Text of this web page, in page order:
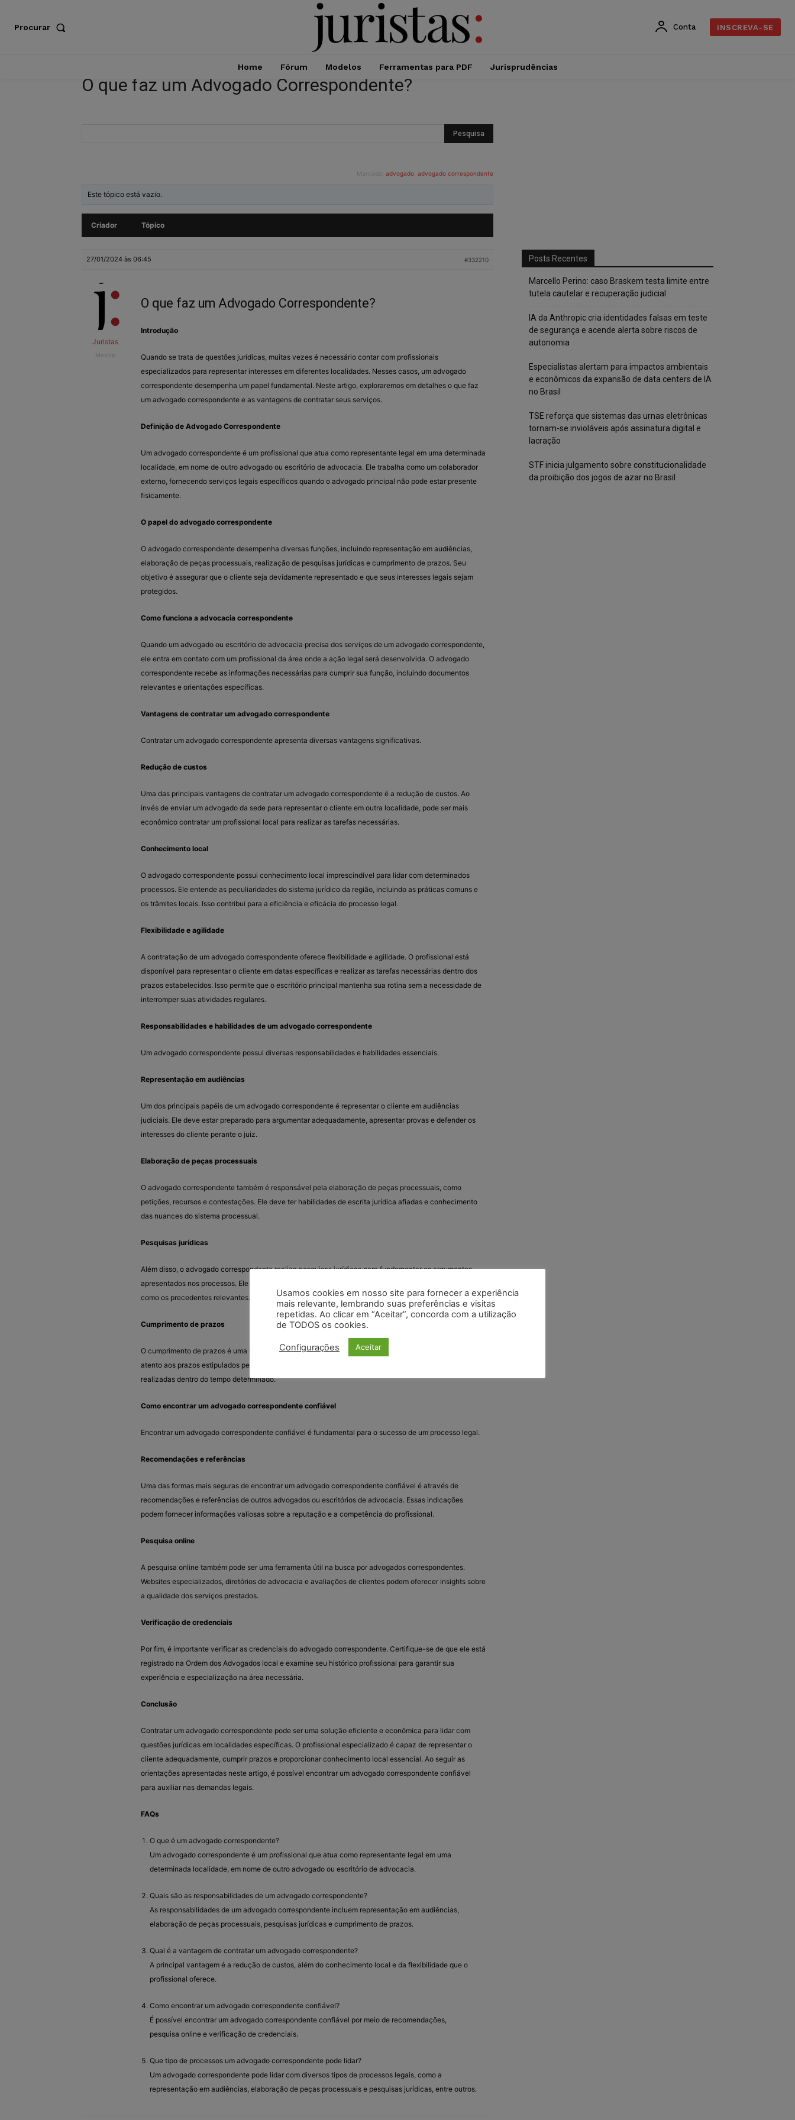
Procurar Conta INSCREVA-SE
Home Fórum Modelos Ferramentas para PDF Jurisprudências
O que faz um Advogado Correspondente?
Marcado: advogado advogado correspondente
Este tópico está vazio.
Criador Tópico
27/01/2024 às 06:45 #332210
Juristas
Mestre
O que faz um Advogado Correspondente?
Introdução
Quando se trata de questões jurídicas, muitas vezes é necessário contar com profissionais
especializados para representar interesses em diferentes localidades. Nesses casos, um advogado
correspondente desempenha um papel fundamental. Neste artigo, exploraremos em detalhes o que faz
um advogado correspondente e as vantagens de contratar seus serviços.
Definição de Advogado Correspondente
Um advogado correspondente é um profissional que atua como representante legal em uma determinada
localidade, em nome de outro advogado ou escritório de advocacia. Ele trabalha como um colaborador
externo, fornecendo serviços legais específicos quando o advogado principal não pode estar presente
fisicamente.
O papel do advogado correspondente
O advogado correspondente desempenha diversas funções, incluindo representação em audiências,
elaboração de peças processuais, realização de pesquisas jurídicas e cumprimento de prazos. Seu
objetivo é assegurar que o cliente seja devidamente representado e que seus interesses legais sejam
protegidos.
Como funciona a advocacia correspondente
Quando um advogado ou escritório de advocacia precisa dos serviços de um advogado correspondente,
ele entra em contato com um profissional da área onde a ação legal será desenvolvida. O advogado
correspondente recebe as informações necessárias para cumprir sua função, incluindo documentos
relevantes e orientações específicas.
Vantagens de contratar um advogado correspondente
Contratar um advogado correspondente apresenta diversas vantagens significativas.
Redução de custos
Uma das principais vantagens de contratar um advogado correspondente é a redução de custos. Ao
invés de enviar um advogado da sede para representar o cliente em outra localidade, pode ser mais
econômico contratar um profissional local para realizar as tarefas necessárias.
Conhecimento local
O advogado correspondente possui conhecimento local imprescindível para lidar com determinados
processos. Ele entende as peculiaridades do sistema jurídico da região, incluindo as práticas comuns e
os trâmites locais. Isso contribui para a eficiência e eficácia do processo legal.
Flexibilidade e agilidade
A contratação de um advogado correspondente oferece flexibilidade e agilidade. O profissional está
disponível para representar o cliente em datas específicas e realizar as tarefas necessárias dentro dos
prazos estabelecidos. Isso permite que o escritório principal mantenha sua rotina sem a necessidade de
interromper suas atividades regulares.
Responsabilidades e habilidades de um advogado correspondente
Um advogado correspondente possui diversas responsabilidades e habilidades essenciais.
Representação em audiências
Um dos principais papéis de um advogado correspondente é representar o cliente em audiências
judiciais. Ele deve estar preparado para argumentar adequadamente, apresentar provas e defender os
interesses do cliente perante o juiz.
Elaboração de peças processuais
O advogado correspondente também é responsável pela elaboração de peças processuais, como
petições, recursos e contestações. Ele deve ter habilidades de escrita jurídica afiadas e conhecimento
das nuances do sistema processual.
Pesquisas jurídicas
Além disso, o advogado correspondente realiza pesquisas jurídicas para fundamentar os argumentos
apresentados nos processos. Ele deve ser capaz de encontrar e interpretar a legislação vigente, bem
como os precedentes relevantes.
Cumprimento de prazos
O cumprimento de prazos é uma habilidade essencial para um advogado correspondente. Ele deve estar
atento aos prazos estipulados pelos tribunais e garantir que todas as ações necessárias sejam
realizadas dentro do tempo determinado.
Como encontrar um advogado correspondente confiável
Encontrar um advogado correspondente confiável é fundamental para o sucesso de um processo legal.
Recomendações e referências
Uma das formas mais seguras de encontrar um advogado correspondente confiável é através de
recomendações e referências de outros advogados ou escritórios de advocacia. Essas indicações
podem fornecer informações valiosas sobre a reputação e a competência do profissional.
Pesquisa online
A pesquisa online também pode ser uma ferramenta útil na busca por advogados correspondentes.
Websites especializados, diretórios de advocacia e avaliações de clientes podem oferecer insights sobre
a qualidade dos serviços prestados.
Verificação de credenciais
Por fim, é importante verificar as credenciais do advogado correspondente. Certifique-se de que ele está
registrado na Ordem dos Advogados local e examine seu histórico profissional para garantir sua
experiência e especialização na área necessária.
Conclusão
Contratar um advogado correspondente pode ser uma solução eficiente e econômica para lidar com
questões jurídicas em localidades específicas. O profissional especializado é capaz de representar o
cliente adequadamente, cumprir prazos e proporcionar conhecimento local essencial. Ao seguir as
orientações apresentadas neste artigo, é possível encontrar um advogado correspondente confiável
para auxiliar nas demandas legais.
FAQs
O que é um advogado correspondente?
Um advogado correspondente é um profissional que atua como representante legal em uma
determinada localidade, em nome de outro advogado ou escritório de advocacia.
Quais são as responsabilidades de um advogado correspondente?
As responsabilidades de um advogado correspondente incluem representação em audiências,
elaboração de peças processuais, pesquisas jurídicas e cumprimento de prazos.
Qual é a vantagem de contratar um advogado correspondente?
A principal vantagem é a redução de custos, além do conhecimento local e da flexibilidade que o
profissional oferece.
Como encontrar um advogado correspondente confiável?
É possível encontrar um advogado correspondente confiável por meio de recomendações,
pesquisa online e verificação de credenciais.
Que tipo de processos um advogado correspondente pode lidar?
Um advogado correspondente pode lidar com diversos tipos de processos legais, como a
representação em audiências, elaboração de peças processuais e pesquisas jurídicas, entre outros.
Posts Recentes
Marcello Perino: caso Braskem testa limite entre
tutela cautelar e recuperação judicial
IA da Anthropic cria identidades falsas em teste
de segurança e acende alerta sobre riscos de
autonomia
Especialistas alertam para impactos ambientais
e econômicos da expansão de data centers de IA
no Brasil
TSE reforça que sistemas das urnas eletrônicas
tornam-se invioláveis após assinatura digital e
lacração
STF inicia julgamento sobre constitucionalidade
da proibição dos jogos de azar no Brasil
Usamos cookies em nosso site para fornecer a experiência
mais relevante, lembrando suas preferências e visitas
repetidas. Ao clicar em “Aceitar”, concorda com a utilização
de TODOS os cookies.
Configurações Aceitar